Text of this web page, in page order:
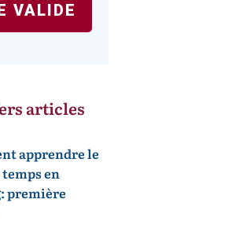
VALIDE
articles
apprendre le
temps en
première